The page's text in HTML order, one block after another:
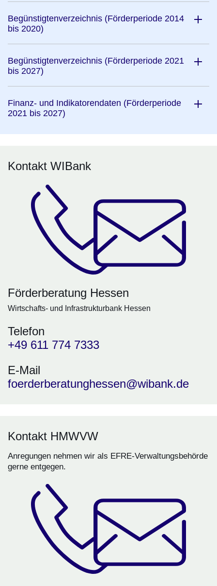
Begünstigtenverzeichnis (Förderperiode 2014
bis 2020)
Begünstigtenverzeichnis (Förderperiode 2021
bis 2027)
Finanz- und Indikatorendaten (Förderperiode
2021 bis 2027)
Kontakt WIBank
Förderberatung Hessen
Wirtschafts- und Infrastrukturbank Hessen
Telefon
+49 611 774 7333
E-Mail
foerderberatunghessen@wibank.de
Kontakt HMWVW
Anregungen nehmen wir als EFRE-Verwaltungsbehörde
gerne entgegen.